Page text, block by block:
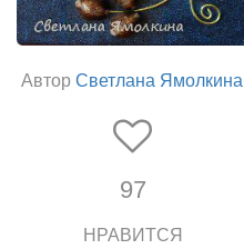
Автор Светлана Ямoлкина
97
НРАВИТСЯ